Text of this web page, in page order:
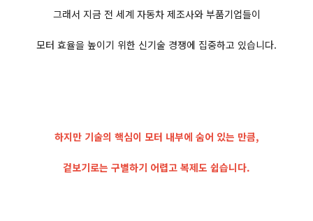
그래서 지금 전 세계 자동차 제조사와 부품기업들이
모터 효율을 높이기 위한 신기술 경쟁에 집중하고 있습니다.
하지만 기술의 핵심이 모터 내부에 숨어 있는 만큼,
겉보기로는 구별하기 어렵고 복제도 쉽습니다.